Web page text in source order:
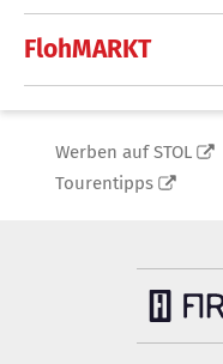
FlohMARKT
Werben auf STOL
Tourentipps